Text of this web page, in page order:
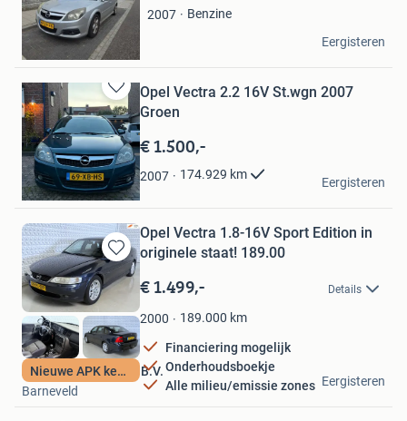
2007
Benzine
Ralf
Einighausen
Eergisteren
Bewaren
in
Mijn
Favorieten
Opel Vectra 2.2 16V St.wgn 2007
Groen
€ 1.500,-
2007 174.929 km
Jeroen
Geleen
Eergisteren
Bewaren
in
Mijn
Favorieten
Nieuwe APK keuring
Opel Vectra 1.8-16V Sport Edition in
originele staat! 189.00
€ 1.499,- Details
2000 189.000 km
Financiering mogelijk
Onderhoudsboekje
Alle milieu/emissie zones
Autobedrijf Leeuwis B.V.
Barneveld
Eergisteren